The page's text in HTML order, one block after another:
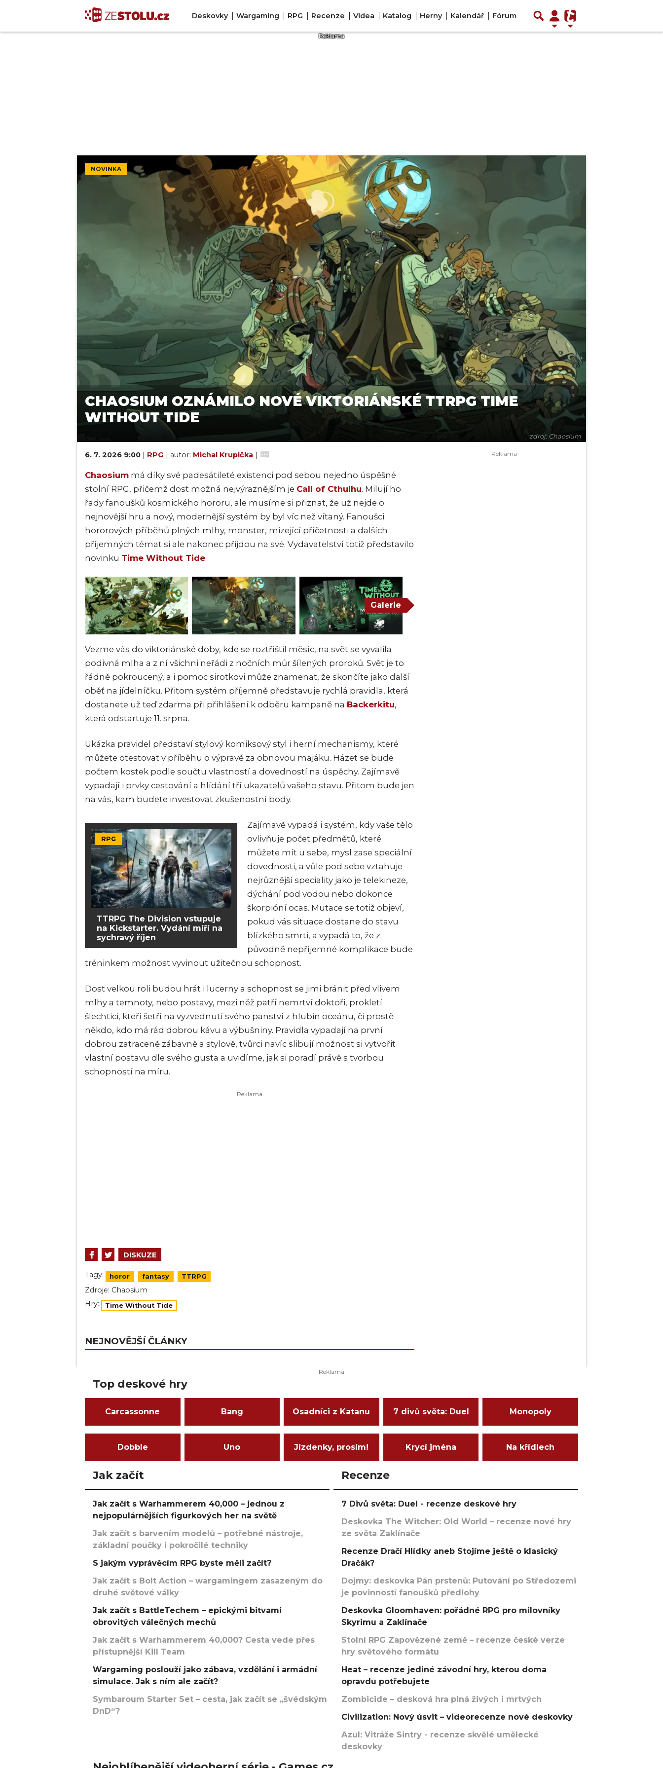
Deskovky Wargaming RPG Recenze Videa Katalog Herny Kalendář Fórum
NOVINKA
zdroj: Chaosium
CHAOSIUM OZNÁMILO NOVÉ VIKTORIÁNSKÉ TTRPG TIME
WITHOUT TIDE
6. 7. 2026 9:00 | RPG | autor: Michal Krupička |
Chaosium má díky své padesátileté existenci pod sebou nejedno úspěšné
stolní RPG, přičemž dost možná nejvýraznějším je Call of Cthulhu. Milují ho
řady fanoušků kosmického hororu, ale musíme si přiznat, že už nejde o
nejnovější hru a nový, modernější systém by byl víc než vítaný. Fanoušci
hororových příběhů plných mlhy, monster, mizející příčetnosti a dalších
příjemných témat si ale nakonec přijdou na své. Vydavatelství totiž představilo
novinku Time Without Tide.
Galerie
Vezme vás do viktoriánské doby, kde se roztříštil měsíc, na svět se vyvalila
podivná mlha a z ní všichni neřádi z nočních můr šílených proroků. Svět je to
řádně pokroucený, a i pomoc sirotkovi může znamenat, že skončíte jako další
oběť na jídelníčku. Přitom systém příjemně představuje rychlá pravidla, která
dostanete už teď zdarma při přihlášení k odběru kampaně na Backerkitu,
která odstartuje 11. srpna.
Ukázka pravidel představí stylový komiksový styl i herní mechanismy, které
můžete otestovat v příběhu o výpravě za obnovou majáku. Házet se bude
počtem kostek podle součtu vlastností a dovedností na úspěchy. Zajímavě
vypadají i prvky cestování a hlídání tří ukazatelů vašeho stavu. Přitom bude jen
na vás, kam budete investovat zkušenostní body.
RPG
TTRPG The Division vstupuje
na Kickstarter. Vydání míří na
sychravý říjen
Zajímavě vypadá i systém, kdy vaše tělo
ovlivňuje počet předmětů, které
můžete mít u sebe, mysl zase speciální
dovednosti, a vůle pod sebe vztahuje
nejrůznější speciality jako je telekineze,
dýchání pod vodou nebo dokonce
škorpióní ocas. Mutace se totiž objeví,
pokud vás situace dostane do stavu
blízkého smrti, a vypadá to, že z
původně nepříjemné komplikace bude
tréninkem možnost vyvinout užitečnou schopnost.
Dost velkou roli budou hrát i lucerny a schopnost se jimi bránit před vlivem
mlhy a temnoty, nebo postavy, mezi něž patří nemrtví doktoři, prokletí
šlechtici, kteří šetří na vyzvednutí svého panství z hlubin oceánu, či prostě
někdo, kdo má rád dobrou kávu a výbušniny. Pravidla vypadají na první
dobrou zatraceně zábavně a stylově, tvůrci navíc slibují možnost si vytvořit
vlastní postavu dle svého gusta a uvidíme, jak si poradí právě s tvorbou
schopností na míru.
DISKUZE
Tagy: horor fantasy TTRPG
Zdroje: Chaosium
Hry:
Time Without Tide
NEJNOVĚJŠÍ ČLÁNKY
Top deskové hry
Carcassonne Bang Osadníci z Katanu 7 divů světa: Duel Monopoly
Dobble Uno Jízdenky, prosím! Krycí jména Na křídlech
Jak začít
Jak začít s Warhammerem 40,000 – jednou z
nejpopulárnějších figurkových her na světě
Jak začít s barvením modelů – potřebné nástroje,
základní poučky i pokročilé techniky
S jakým vyprávěcím RPG byste měli začít?
Jak začít s Bolt Action – wargamingem zasazeným do
druhé světové války
Jak začít s BattleTechem – epickými bitvami
obrovitých válečných mechů
Jak začít s Warhammerem 40,000? Cesta vede přes
přístupnější Kill Team
Wargaming poslouží jako zábava, vzdělání i armádní
simulace. Jak s ním ale začít?
Symbaroum Starter Set – cesta, jak začít se „švédským
DnD“?
Recenze
7 Divů světa: Duel - recenze deskové hry
Deskovka The Witcher: Old World – recenze nové hry
ze světa Zaklínače
Recenze Dračí Hlídky aneb Stojíme ještě o klasický
Dračák?
Dojmy: deskovka Pán prstenů: Putování po Středozemi
je povinností fanoušků předlohy
Deskovka Gloomhaven: pořádné RPG pro milovníky
Skyrimu a Zaklínače
Stolní RPG Zapovězené země – recenze české verze
hry světového formátu
Heat – recenze jediné závodní hry, kterou doma
opravdu potřebujete
Zombicide – desková hra plná živých i mrtvých
Civilization: Nový úsvit – videorecenze nové deskovky
Azul: Vitráže Sintry - recenze skvělé umělecké
deskovky